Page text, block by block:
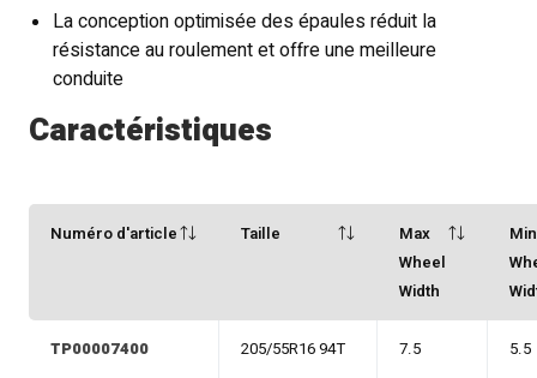
La conception optimisée des épaules réduit la
résistance au roulement et offre une meilleure
conduite
Caractéristiques
Numéro d'article Taille
Max
Wheel
Width
Min
TP00007400 205/55R16 94T 7.5 5.5